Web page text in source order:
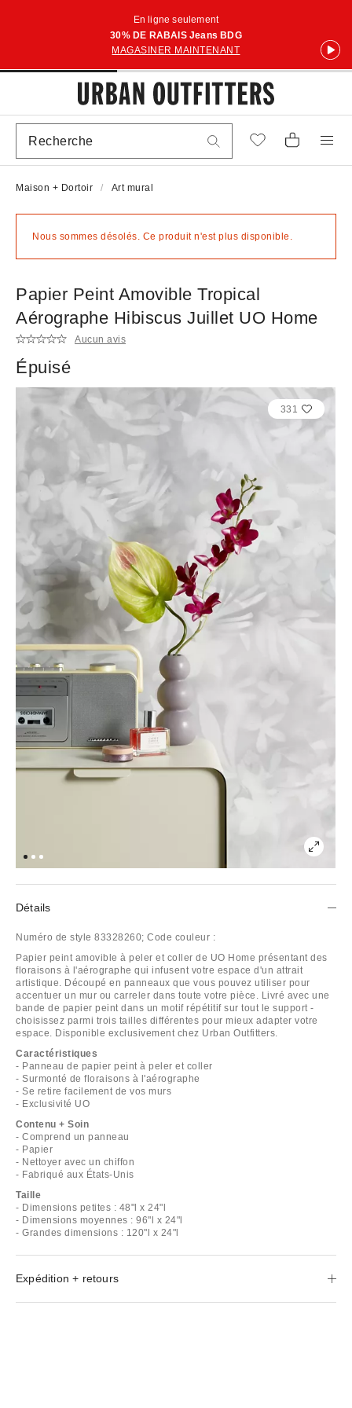
En ligne seulement
30% DE RABAIS Jeans BDG
MAGASINER MAINTENANT
Maison + Dortoir Art mural
Nous sommes désolés. Ce produit n'est plus disponible.
Papier Peint Amovible Tropical
Aérographe Hibiscus Juillet UO Home
Aucun avis
Épuisé
331
Détails
Numéro de style 83328260; Code couleur :
Papier peint amovible à peler et coller de UO Home présentant des
floraisons à l'aérographe qui infusent votre espace d'un attrait
artistique. Découpé en panneaux que vous pouvez utiliser pour
accentuer un mur ou carreler dans toute votre pièce. Livré avec une
bande de papier peint dans un motif répétitif sur tout le support -
choisissez parmi trois tailles différentes pour mieux adapter votre
espace. Disponible exclusivement chez Urban Outfitters.
Caractéristiques
- Panneau de papier peint à peler et coller
- Surmonté de floraisons à l'aérographe
- Se retire facilement de vos murs
- Exclusivité UO
Contenu + Soin
- Comprend un panneau
- Papier
- Nettoyer avec un chiffon
- Fabriqué aux États-Unis
Taille
- Dimensions petites : 48"l x 24"l
- Dimensions moyennes : 96"l x 24"l
- Grandes dimensions : 120"l x 24"l
Expédition + retours